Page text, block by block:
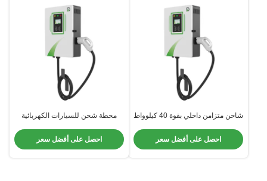
شاحن متزامن داخلي بقوة 40 كيلوواط
IP54
احصل على أفضل سعر
محطة شحن للسيارات الكهربائية
الغبار مع لون قابلة للتخصيص
احصل على أفضل سعر